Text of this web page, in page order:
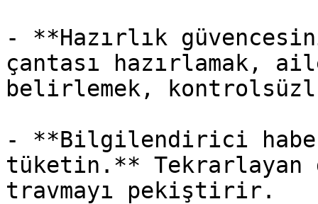
- **Hazırlık
çantası hazırlamak,
belirlemek,
- **Bilgilendirici
tüketin.** Tekrarlayan
travmayı pekiştirir.